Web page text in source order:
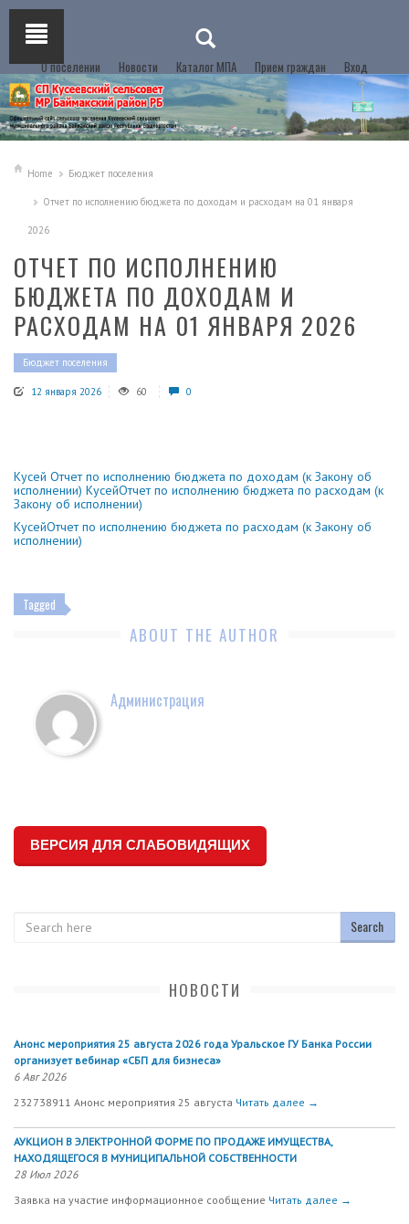
О поселении Новости Каталог МПА Прием граждан Вход
Home Бюджет поселения
Отчет по исполнению бюджета по доходам и расходам на 01 января
2026
ОТЧЕТ ПО ИСПОЛНЕНИЮ
БЮДЖЕТА ПО ДОХОДАМ И
РАСХОДАМ НА 01 ЯНВАРЯ 2026
Бюджет поселения
12 января 2026 60 0
Кусей Отчет по исполнению бюджета по доходам (к Закону об
исполнении) КусейОтчет по исполнению бюджета по расходам (к
Закону об исполнении)
КусейОтчет по исполнению бюджета по расходам (к Закону об
исполнении)
Tagged
ABOUT THE AUTHOR
Администрация
ВЕРСИЯ ДЛЯ СЛАБОВИДЯЩИХ
НОВОСТИ
Анонс мероприятия 25 августа 2026 года Уральское ГУ Банка России
организует вебинар «СБП для бизнеса»
6 Авг 2026
232738911 Анонс мероприятия 25 августа Читать далее →
АУКЦИОН В ЭЛЕКТРОННОЙ ФОРМЕ ПО ПРОДАЖЕ ИМУЩЕСТВА,
НАХОДЯЩЕГОСЯ В МУНИЦИПАЛЬНОЙ СОБСТВЕННОСТИ
28 Июл 2026
Заявка на участие информационное сообщение Читать далее →